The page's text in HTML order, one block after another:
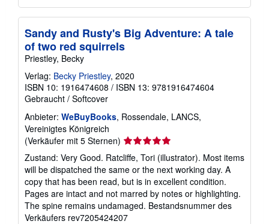
Sandy and Rusty's Big Adventure: A tale
of two red squirrels
Priestley, Becky
Verlag: Becky Priestley, 2020
ISBN 10: 1916474608 / ISBN 13: 9781916474604
Gebraucht / Softcover
Anbieter: WeBuyBooks, Rossendale, LANCS,
Vereinigtes Königreich
(Verkäufer mit 5 Sternen) Verkäuferbewertung
5
von
5
Sternen
Zustand: Very Good. Ratcliffe, Tori (illustrator). Most items
will be dispatched the same or the next working day. A
copy that has been read, but is in excellent condition.
Pages are intact and not marred by notes or highlighting.
The spine remains undamaged. Bestandsnummer des
Verkäufers rev7205424207